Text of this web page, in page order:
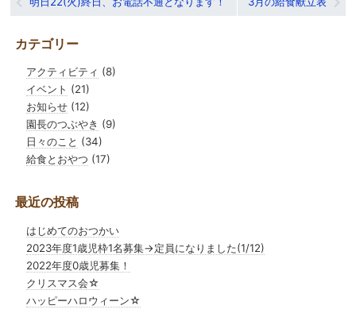
ナ
ビ
ゲ
ー
シ
ン
カテゴリー
アクティビティ (8)
イベント (21)
お知らせ(12)
園長のつぶやき (9)
日々のこと (34)
給食とおやつ (17)
最近の投稿
はじめてのおつかい
2023年度1歳児枠1名募集→定員になりました(1/12)
2022年度0歳児募集！
クリスマス会☆
ハッピーハロウィーン☆